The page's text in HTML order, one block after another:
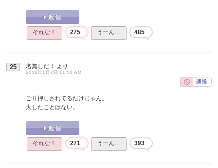
それな！ 275 うーん… 485
25 名無しだＪ より
2016年1月7日 11:50 AM
ごり押しされてるだけじゃん。
大したことはない。
それな！ 271 うーん… 393